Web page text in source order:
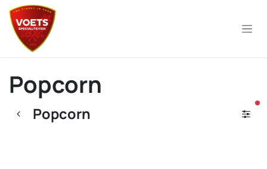
Overslaan naar inhoud
Popcorn
Popcorn